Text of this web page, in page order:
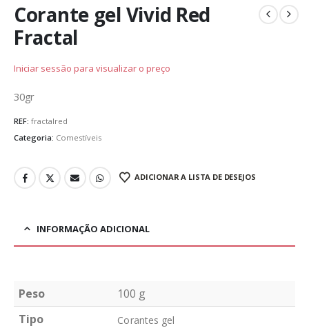
Corante gel Vivid Red
Fractal
Iniciar sessão para visualizar o preço
30gr
REF: fractalred
Categoria: Comestíveis
ADICIONAR A LISTA DE DESEJOS
INFORMAÇÃO ADICIONAL
Peso
100 g
Tipo
Corantes gel